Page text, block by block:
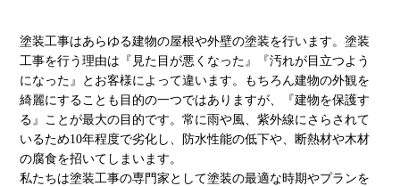
塗装工事はあらゆる建物の屋根や外壁の塗装を行います。塗装
工事を行う理由は『見た目が悪くなった』『汚れが目立つよう
になった』とお客様によって違います。もちろん建物の外観を
綺麗にすることも目的の一つではありますが、『建物を保護す
る』ことが最大の目的です。常に雨や風、紫外線にさらされて
いるため10年程度で劣化し、防水性能の低下や、断熱材や木材
の腐食を招いてしまいます。
私たちは塗装工事の専門家として塗装の最適な時期やプランを